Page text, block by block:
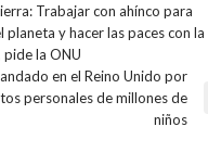
Trabajar con ahínco para
planeta y hacer las paces con la
pide la ONU
en el Reino Unido por
personales de millones de
niños